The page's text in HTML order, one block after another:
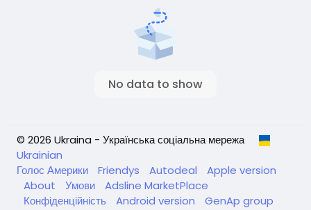
No data to show
© 2026 Ukraina - Українська соціальна мережа
Ukrainian
Голос Америки
Friendys Autodeal
Apple version
About
Умови
Adsline MarketPlace
Конфіденційність
Android version
GenAp group